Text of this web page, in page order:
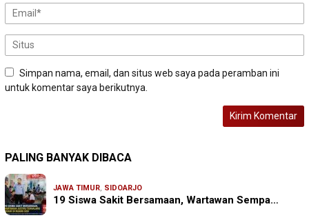
Simpan nama, email, dan situs web saya pada peramban ini
untuk komentar saya berikutnya.
PALING BANYAK DIBACA
JAWA TIMUR, SIDOARJO
19 Siswa Sakit Bersamaan, Wartawan Sempa…